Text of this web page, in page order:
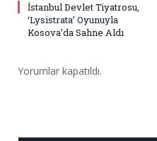
İstanbul Devlet Tiyatrosu,
‘Lysistrata’ Oyunuyla
Kosova’da Sahne Aldı
Yorumlar kapatıldı.